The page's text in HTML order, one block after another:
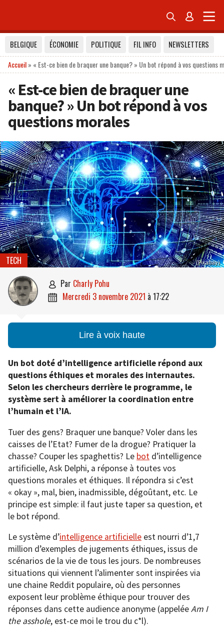
 
BELGIQUE ÉCONOMIE POLITIQUE FIL INFO
NEWSLETTERS
Accueil» « Est-ce bien de braquer une banque? » Un bot répond à vos questions
« Est-ce bien de braquer une
banque? » Un bot répond à vos
questions morales
(Pixabay)
TECH
 par Charly Pohu
 mercredi 3 novembre 2021 à 17:22
Lire à voix haute
Un bot doté d’intelligence artificielle répond aux
questions éthiques et morales des internautes.
Selon les chercheurs derrière le programme, le
système sert à améliorer la coordination entre
l’humain et l’IA.
Tuer des gens? Braquer une banque? Voler dans les
caisses de l’Etat? Fumer de la drogue? Pratiquer la
chasse? Couper les spaghettis? Le bot d’intelligence
artificielle, Ask Delphi, a réponse à toutes vos
questions morales et éthiques. Il répondra si c’est
« okay », mal, bien, inadmissible, dégoûtant, etc. Le
principe est simple: il faut juste taper sa question, et
le bot répond.
Le système d’intelligence artificielle est nourri d’1,7
million d’exemples de jugements éthiques, issus de
scénarios de la vie de tous les jours. De nombreuses
situations qui viennent l’alimenter sont inspirées via
une chaine Reddit populaire, où des personnes
exposent leur problème éthique pour trouver des
réponses dans cette audience anonyme (appeléeAm I
the asshole, est-ce moi le trou du c*l).